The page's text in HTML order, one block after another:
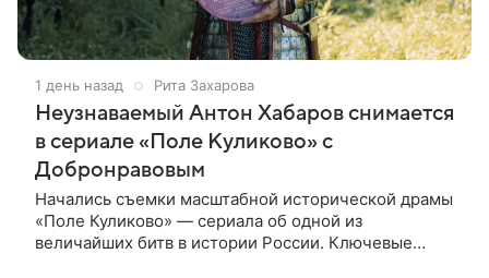
1 день назад Рита Захарова
Неузнаваемый Антон Хабаров снимается
в сериале «Поле Куликово» с
Добронравовым
Начались съемки масштабной исторической драмы
«Поле Куликово» — сериала об одной из
величайших битв в истории России. Ключевые